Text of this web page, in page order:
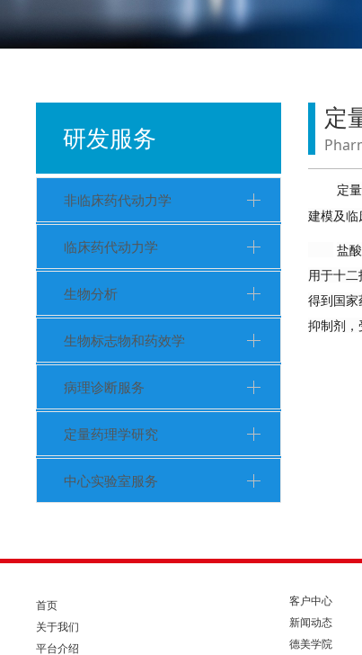
研发服务
非临床药代动力学
临床药代动力学
生物分析
生物标志物和药效学
病理诊断服务
定量药理学研究
中心实验室服务
定
定
建模及临
盐
用于十
得到国
抑制剂，
首页
关于我们
平台介绍
客户中心
新闻动态
德美学院